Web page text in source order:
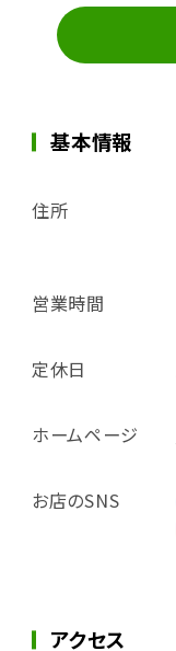
基本情報
住所
営業時間
定休日
ホームページ
お店のSNS
アクセス